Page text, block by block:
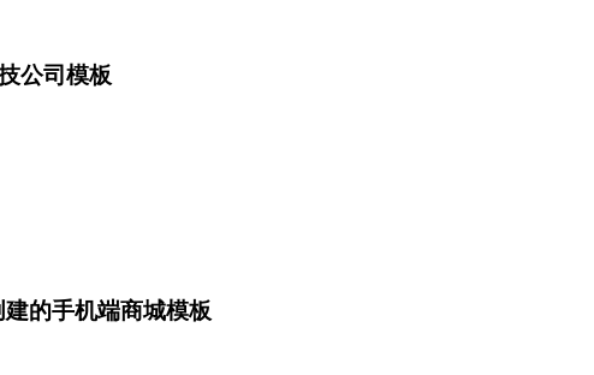
公司模板
的手机端商城模板